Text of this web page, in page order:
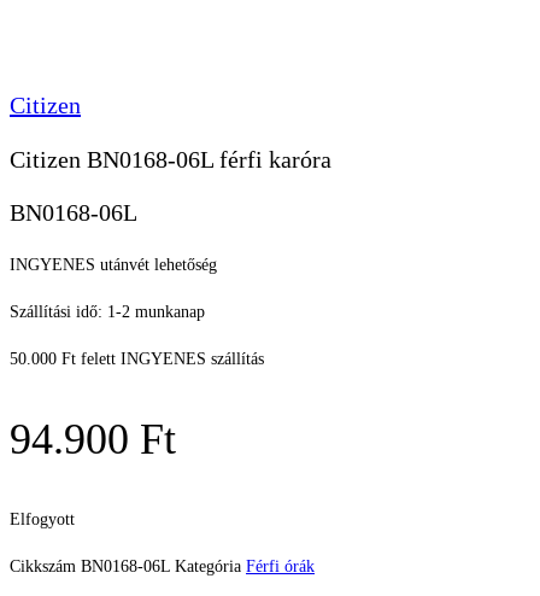
Citizen
Citizen BN0168-06L férfi karóra
BN0168-06L
INGYENES utánvét lehetőség
Szállítási idő: 1-2 munkanap
50.000 Ft felett INGYENES szállítás
94.900 Ft
Elfogyott
Cikkszám BN0168-06L Kategória Férfi órák